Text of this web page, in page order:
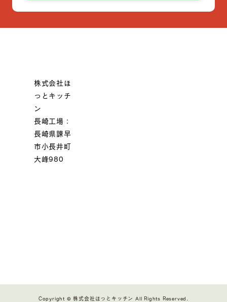
株式会社ほ
っとキッチ
ン
長崎工場：
長崎県諫早
市小長井町
大峰980
Copyright © 株式会社ほっとキッチン All Rights Reserved.